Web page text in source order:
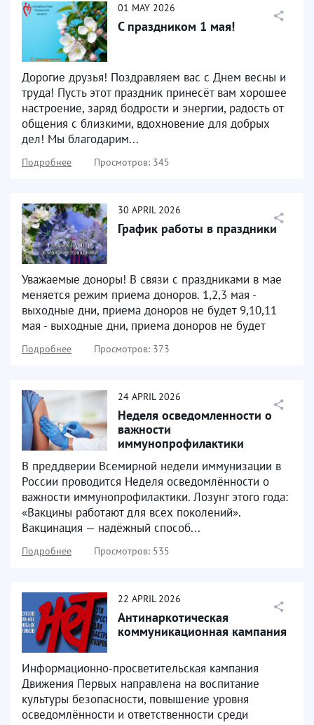
01 MAY 2026
С праздником 1 мая!
Дорогие друзья! Поздравляем вас с Днем весны и
труда! Пусть этот праздник принесёт вам хорошее
настроение, заряд бодрости и энергии, радость от
общения с близкими, вдохновение для добрых
дел! Мы благодарим...
Подробнее Просмотров: 345
30 APRIL 2026
График работы в праздники
Уважаемые доноры! В связи с праздниками в мае
меняется режим приема доноров. 1,2,3 мая -
выходные дни, приема доноров не будет 9,10,11
мая - выходные дни, приема доноров не будет
Подробнее Просмотров: 373
24 APRIL 2026
Неделя осведомленности о
важности
иммунопрофилактики
В преддверии Всемирной недели иммунизации в
России проводится Неделя осведомлённости о
важности иммунопрофилактики. Лозунг этого года:
«Вакцины работают для всех поколений».
Вакцинация — надёжный способ...
Подробнее Просмотров: 535
22 APRIL 2026
Антинаркотическая
коммуникационная кампания
Информационно-просветительская кампания
Движения Первых направлена на воспитание
культуры безопасности, повышение уровня
осведомлённости и ответственности среди